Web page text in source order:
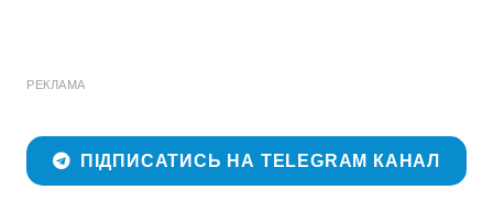
РЕКЛАМА
ПІДПИСАТИСЬ НА TELEGRAM КАНАЛ